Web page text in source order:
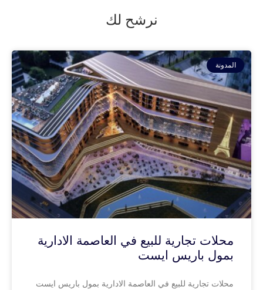
نرشح لك
المدونة
محلات تجارية للبيع في العاصمة الادارية
بمول باريس ايست
محلات تجارية للبيع في العاصمة الادارية بمول باريس ايست